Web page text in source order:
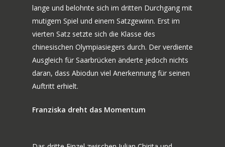
lange und belohnte sich im dritten Durchgang mit
mutigem Spiel und einem Satzgewinn. Erst im
vierten Satz setzte sich die Klasse des
chinesischen Olympiasiegers durch. Der verdiente
Ausgleich für Saarbrücken änderte jedoch nichts
daran, dass Abiodun viel Anerkennung für seinen
Auftritt erhielt.
Franziska dreht das Momentum
70 JAHRE TTF
SPIELE